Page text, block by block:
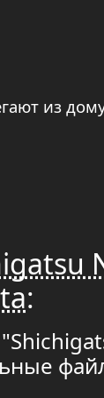
из
: